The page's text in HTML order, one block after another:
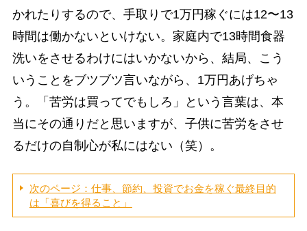
かれたりするので、手取りで1万円稼ぐには12〜13
時間は働かないといけない。家庭内で13時間食器
洗いをさせるわけにはいかないから、結局、こう
いうことをブツブツ言いながら、1万円あげちゃ
う。「苦労は買ってでもしろ」という言葉は、本
当にその通りだと思いますが、子供に苦労をさせ
るだけの自制心が私にはない（笑）。
次のページ：仕事、節約、投資でお金を稼ぐ最終目的
は「喜びを得ること」